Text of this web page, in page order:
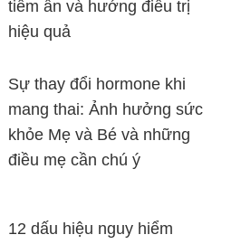
tiềm ẩn và hướng điều trị
hiệu quả
Sự thay đổi hormone khi
mang thai: Ảnh hưởng sức
khỏe Mẹ và Bé và những
điều mẹ cần chú ý
12 dấu hiệu nguy hiểm